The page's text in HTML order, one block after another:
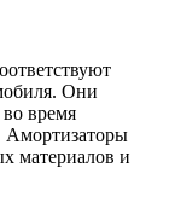
Они
во время
Амортизаторы
материалов и